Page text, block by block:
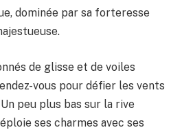
dominée par sa forteresse
de glisse et de voiles
vous pour défier les vents
peu plus bas sur la rive
ses charmes avec ses